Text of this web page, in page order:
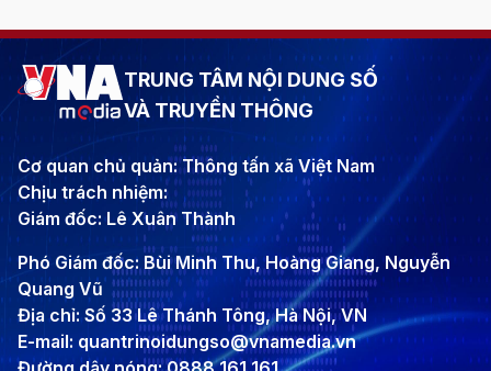
TRUNG TÂM NỘI DUNG SỐ
VÀ TRUYỀN THÔNG
Cơ quan chủ quản: Thông tấn xã Việt Nam
Chịu trách nhiệm:
Giám đốc: Lê Xuân Thành
Phó Giám đốc: Bùi Minh Thu, Hoàng Giang, Nguyễn
Quang Vũ
Địa chỉ: Số 33 Lê Thánh Tông, Hà Nội, VN
E-mail: quantrinoidungso@vnamedia.vn